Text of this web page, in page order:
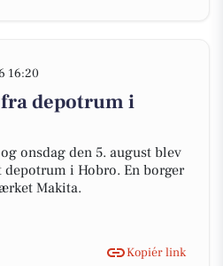
16:20
depotrum i
onsdag den 5. august blev
depotrum i Hobro. En borger
Makita.
Kopiér link